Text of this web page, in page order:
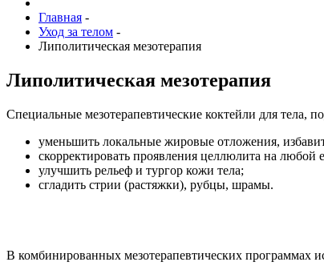
Главная -
Уход за телом -
Липолитическая мезотерапия
Липолитическая мезотерапия
Специальные мезотерапевтические коктейли для
уменьшить локальные жировые отложения,
скорректировать проявления целлюлита на любой
улучшить рельеф и тургор кожи тела;
сгладить стрии (растяжки), рубцы, шрамы.
В комбинированных мезотерапевтических программах